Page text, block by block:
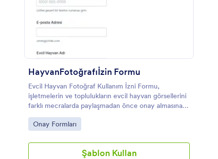
HayvanFotoğrafıİzin Formu
Evcil Hayvan Fotoğraf Kullanım İzni Formu,
işletmelerin ve toplulukların evcil hayvan görsellerini
farklı mecralarda paylaşmadan önce onay almasına,
tercihleri kaydetmesine ve veri toplama sürecini
Jotform ile yönetmesine yardımcı olur.
Go to Category:
Onay Formları
Şablon Kullan